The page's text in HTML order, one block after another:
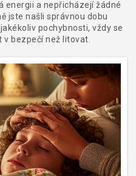
energii a nepřicházejí žádné
jste našli správnou dobu
pochybnosti, vždy se
bezpečí než litovat.